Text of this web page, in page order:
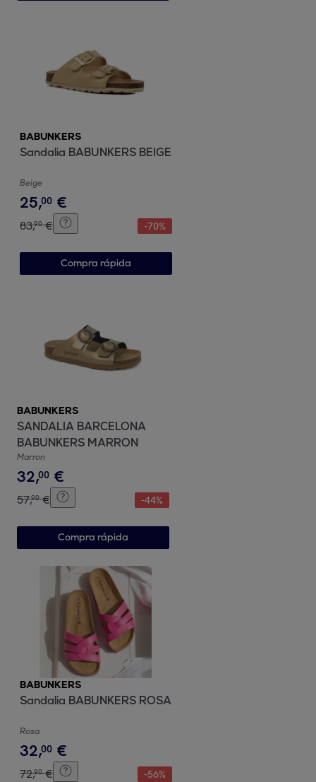
BABUNKERS
Sandalia BABUNKERS BEIGE
Beige
25,00 €
83,90 € -70%
Compra rápida
BABUNKERS
SANDALIA BARCELONA
BABUNKERS MARRON
Marron
32,00 €
57,90 € -44%
Compra rápida
BABUNKERS
Sandalia BABUNKERS ROSA
Rosa
32,00 €
72,90 € -56%